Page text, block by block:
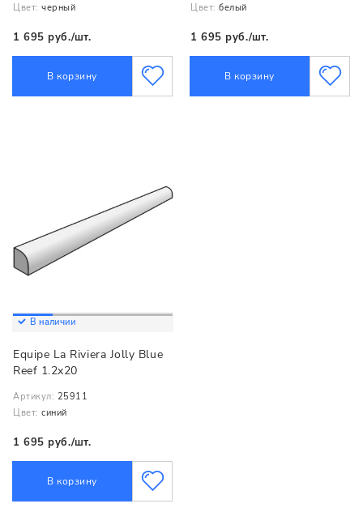
Цвет: черный
1 695 руб./шт.
В корзину
Цвет: белый
1 695 руб./шт.
В корзину
В наличии
Equipe La Riviera Jolly Blue
Reef 1.2x20
Артикул: 25911
Цвет: синий
1 695 руб./шт.
В корзину